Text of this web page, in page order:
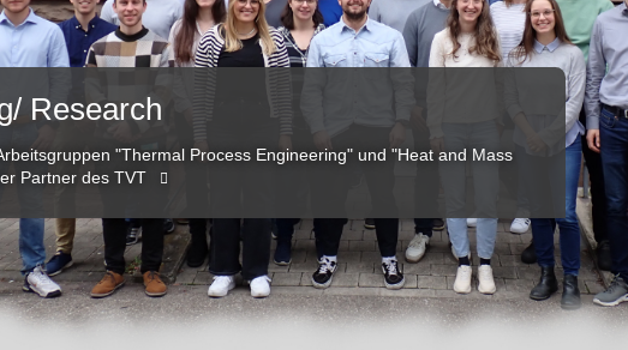
Research
"Thermal Process Engineering" und "Heat and Mass
Partner des TVT